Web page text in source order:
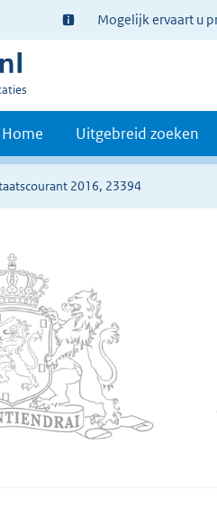
Ter
informatie:
Mogelijk ervaart u
Home Uitgebreid zoeken
2016, 23394